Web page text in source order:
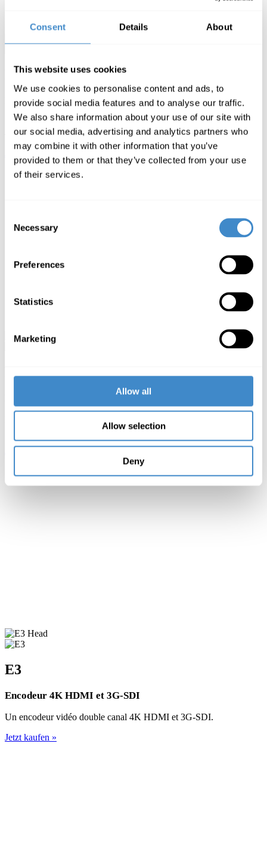
Consent Details About
This website uses cookies
We use cookies to personalise content and ads, to
provide social media features and to analyse our traffic.
We also share information about your use of our site with
our social media, advertising and analytics partners who
may combine it with other information that you’ve
provided to them or that they’ve collected from your use
of their services.
Selection
Necessary
Preferences
Statistics
Marketing
Allow all
Allow selection
Deny
N60
Encodeur/décodeur 4K HDMI / NDI
Le meilleur convertisseur bidirectionnel
4K HDMI / NDI.
Jetzt kaufen »
N50
Encodeur/décodeur 4K 12G-SDI / NDI
Jetzt kaufen »
E3
Encodeur 4K HDMI et 3G-SDI
Un encodeur vidéo double canal 4K HDMI et 3G-SDI.
Jetzt kaufen »